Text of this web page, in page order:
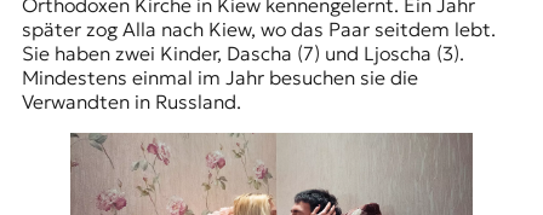
später zog Alla nach Kiew, wo das Paar seitdem lebt.
Sie haben zwei Kinder, Dascha (7) und Ljoscha (3).
Mindestens einmal im Jahr besuchen sie die
Verwandten in Russland.